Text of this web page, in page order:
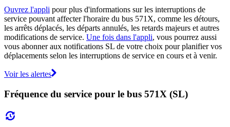
Ouvrez l'appli pour plus d'informations sur les interruptions de
service pouvant affecter l'horaire du bus 571X, comme les détours,
les arrêts déplacés, les départs annulés, les retards majeurs et autres
modifications de service. Une fois dans l'appli, vous pourrez aussi
vous abonner aux notifications SL de votre choix pour planifier vos
déplacements selon les interruptions de service en cours et à venir.
Voir les alertes
Fréquence du service pour le bus 571X (SL)